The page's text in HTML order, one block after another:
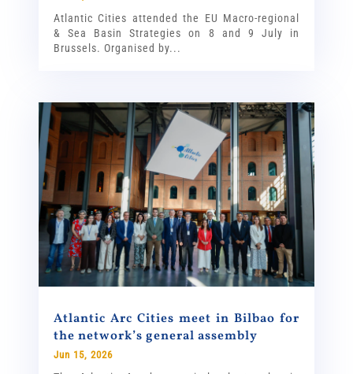
Atlantic Cities attended the EU Macro-regional
& Sea Basin Strategies on 8 and 9 July in
Brussels. Organised by...
Atlantic Arc Cities meet in Bilbao for
the network’s general assembly
Jun 15, 2026